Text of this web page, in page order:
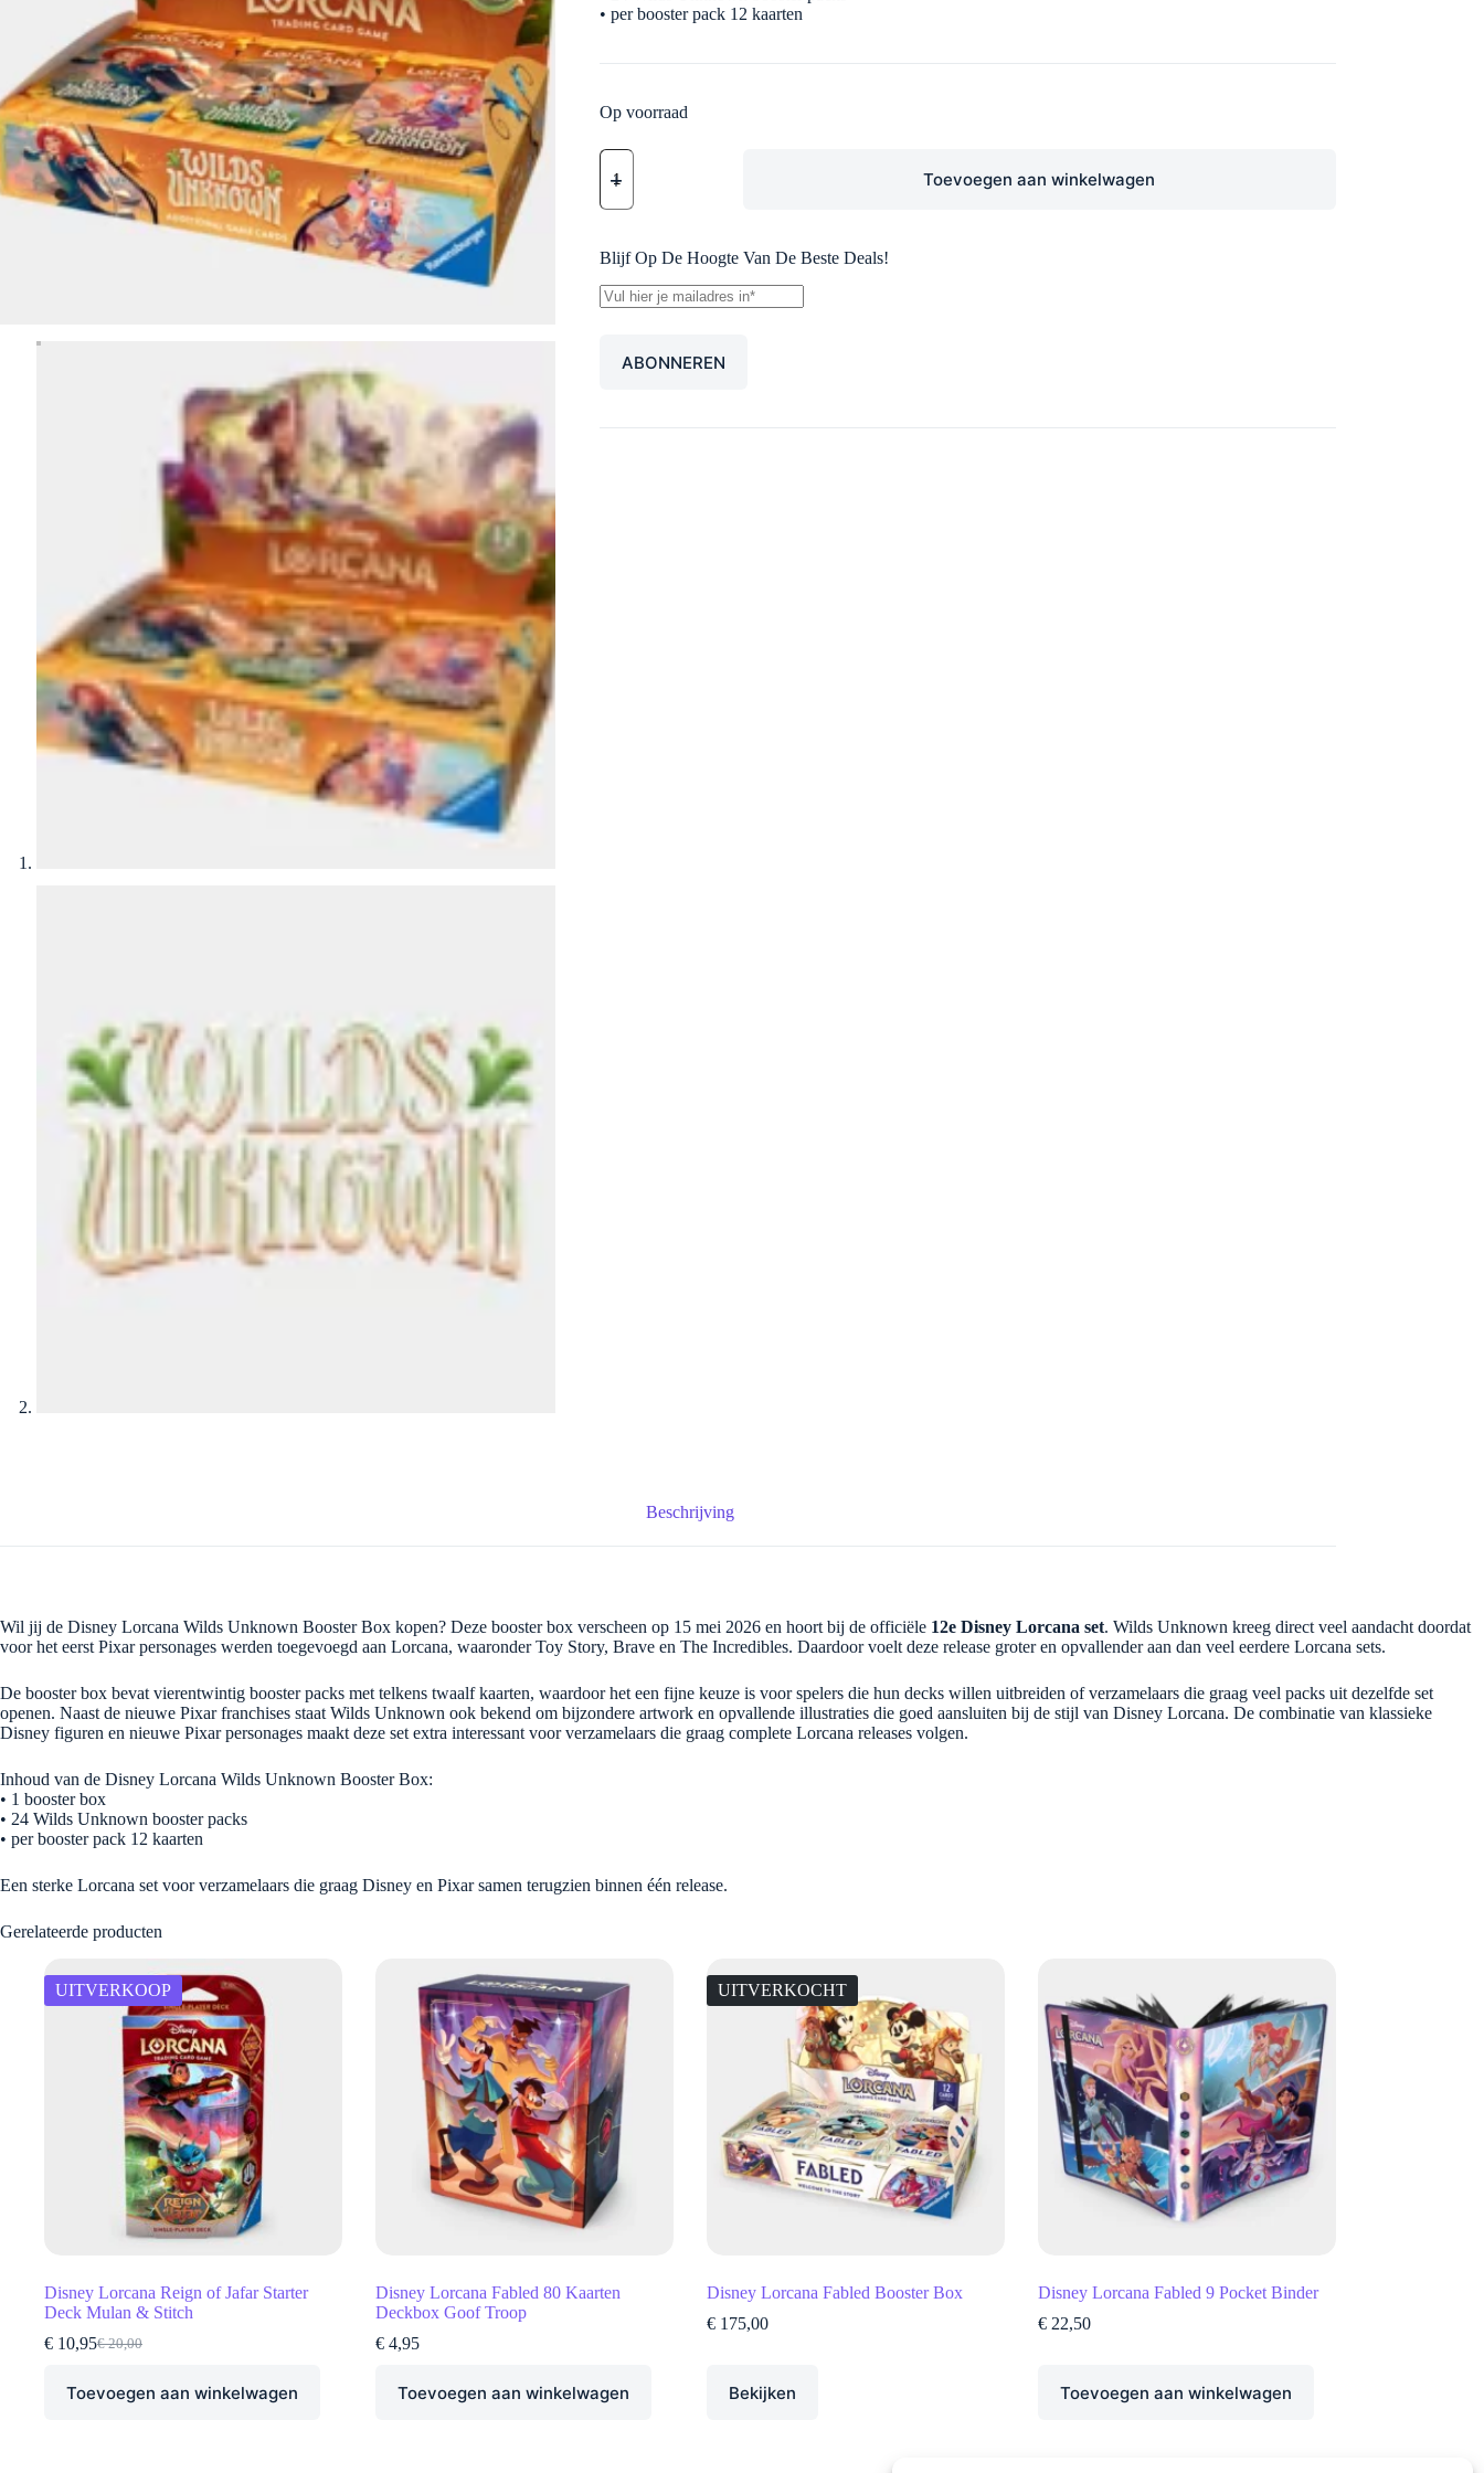
• per booster pack 12 kaarten
Op voorraad
Disney
Lorcana
Unknown
Box
aantal
Toevoegen aan winkelwagen
Blijf Op De Hoogte Van De Beste Deals!
Beschrijving
Wil jij de Disney Lorcana Wilds Unknown Booster Box kopen? Deze booster box verscheen op 15 mei 2026 en hoort bij de officiële 12e Disney Lorcana set. Wilds Unknown kreeg direct veel aandacht doordat
voor het eerst Pixar personages werden toegevoegd aan Lorcana, waaronder Toy Story, Brave en The Incredibles. Daardoor voelt deze release groter en opvallender aan dan veel eerdere Lorcana sets.
De booster box bevat vierentwintig booster packs met telkens twaalf kaarten, waardoor het een fijne keuze is voor spelers die hun decks willen uitbreiden of verzamelaars die graag veel packs uit dezelfde set
openen. Naast de nieuwe Pixar franchises staat Wilds Unknown ook bekend om bijzondere artwork en opvallende illustraties die goed aansluiten bij de stijl van Disney Lorcana. De combinatie van klassieke
Disney figuren en nieuwe Pixar personages maakt deze set extra interessant voor verzamelaars die graag complete Lorcana releases volgen.
Inhoud van de Disney Lorcana Wilds Unknown Booster Box:
• 1 booster box
• 24 Wilds Unknown booster packs
• per booster pack 12 kaarten
Een sterke Lorcana set voor verzamelaars die graag Disney en Pixar samen terugzien binnen één release.
Gerelateerde producten
UITVERKOOP
Disney Lorcana Reign of Jafar Starter
Deck Mulan & Stitch
€20,00
Oorspronkelijke
was:
€ 10,95Huidige
is:
Toevoegen aan winkelwagen
Disney Lorcana Fabled 80 Kaarten
Deckbox Goof Troop
€4,95
Toevoegen aan winkelwagen
UITVERKOCHT
Disney Lorcana Fabled Booster Box
€175,00
Bekijken
Disney Lorcana Fabled 9 Pocket Binder
€22,50
Toevoegen aan winkelwagen